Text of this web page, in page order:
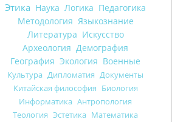
Этика Наука Логика Педагогика
Методология Языкознание
Литература Искусство
Археология Демография
География Экология Военные
Культура Дипломатия Документы
Китайская философия Биология
Информатика Антропология
Теология Эстетика Математика